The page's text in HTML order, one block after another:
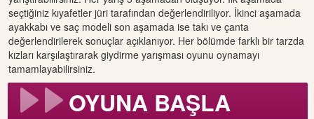
seçtiğiniz kıyafetler jüri tarafından değerlendiriliyor. İkinci aşamada
ayakkabı ve saç modeli son aşamada ise takı ve çanta
değerlendirilerek sonuçlar açıklanıyor. Her bölümde farklı bir tarzda
kızları karşılaştırarak giydirme yarışması oyunu oynamayı
tamamlayabilirsiniz.
OYUNA BAŞLA